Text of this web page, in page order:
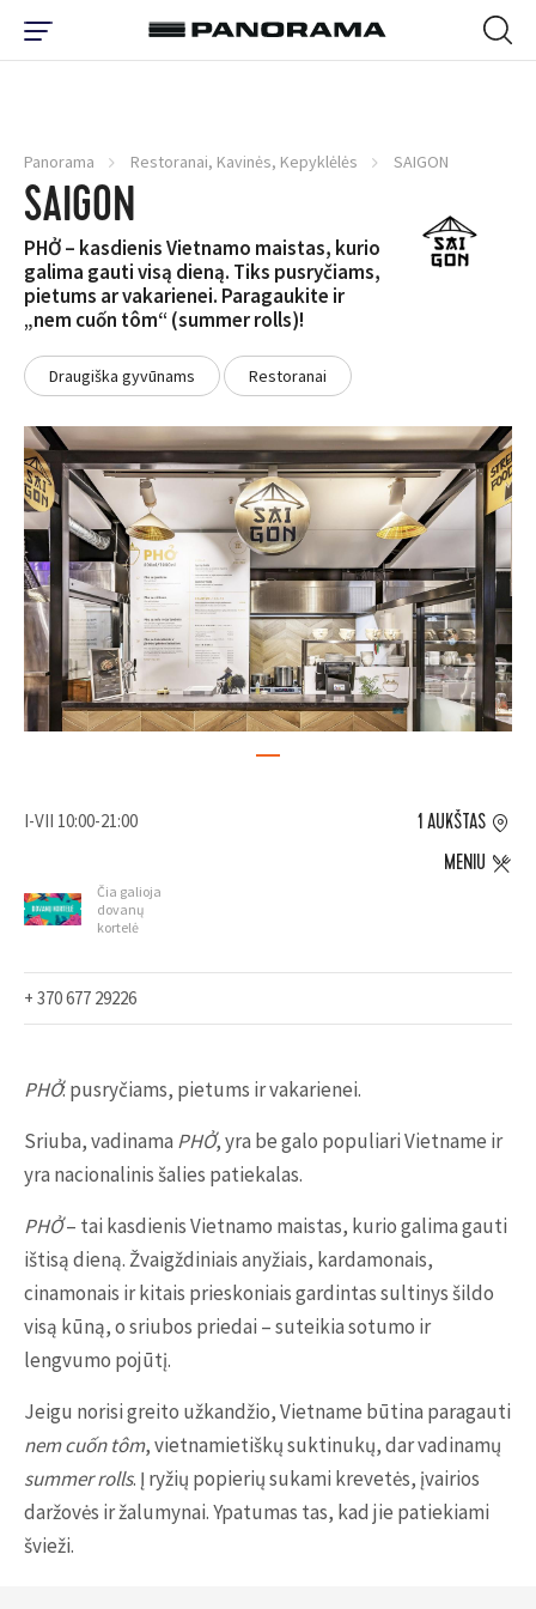
Panorama Restoranai, Kavinės, Kepyklėlės SAIGON
SAIGON
PHỞ – kasdienis Vietnamo maistas, kurio
galima gauti visą dieną. Tiks pusryčiams,
pietums ar vakarienei. Paragaukite ir
„nem cuốn tôm“ (summer rolls)!
Draugiška gyvūnams Restoranai
I-VII 10:00-21:00
Čia galioja
dovanų
kortelė
+ 370 677 29226
1 AUKŠTAS
MENIU
PHỞ: pusryčiams, pietums ir vakarienei.
Sriuba, vadinama PHỞ, yra be galo populiari Vietname ir
yra nacionalinis šalies patiekalas.
PHỞ– tai kasdienis Vietnamo maistas, kurio galima gauti
ištisą dieną. Žvaigždiniais anyžiais, kardamonais,
cinamonais ir kitais prieskoniais gardintas sultinys šildo
visą kūną, o sriubos priedai – suteikia sotumo ir
lengvumo pojūtį.
Jeigu norisi greito užkandžio, Vietname būtina paragauti
nem cuốn tôm, vietnamietiškų suktinukų, dar vadinamų
summer rolls. Į ryžių popierių sukami krevetės, įvairios
daržovės ir žalumynai. Ypatumas tas, kad jie patiekiami
švieži.